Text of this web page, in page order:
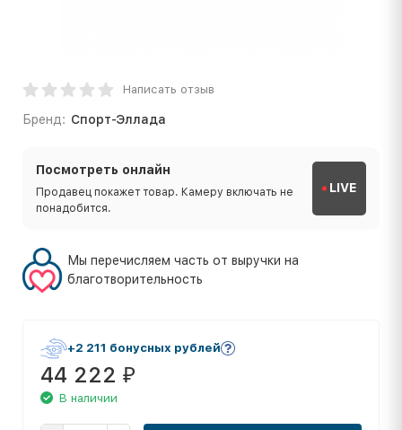
Написать отзыв
Бренд: Спорт-Эллада
Посмотреть онлайн
Продавец покажет товар. Камеру включать не
понадобится.
LIVE
Мы перечисляем часть от выручки на
благотворительность
+2 211 бонусных рублей
44 222 ₽
В наличии